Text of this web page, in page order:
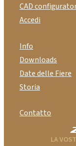
CAD
Accedi
Info
Downloads
Date delle Fiere
Storia
Contatto
LA